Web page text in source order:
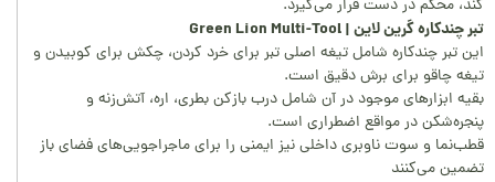
کند، محکم در دست قرار می‌گیرد.
تبر چندکاره گرین لاین | Green Lion Multi-Tool
این تبر چندکاره شامل تیغه اصلی تبر برای خرد کردن، چکش برای کوبیدن و
تیغه چاقو برای برش دقیق است.
بقیه ابزارهای موجود در آن شامل درب بازکن بطری، اره، آتش‌زنه و
پنجره‌شکن در مواقع اضطراری است.
قطب‌نما و سوت ناوبری داخلی نیز ایمنی را برای ماجراجویی‌های فضای باز
تضمین می‌کنند